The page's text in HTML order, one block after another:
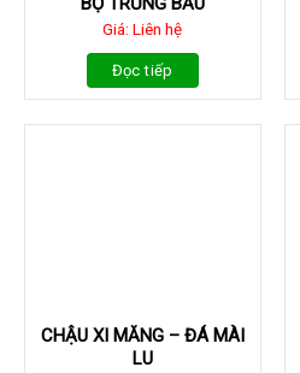
Giá: Liên hệ
Đọc tiếp
CHẬU XI MĂNG – ĐÁ MÀI
LU